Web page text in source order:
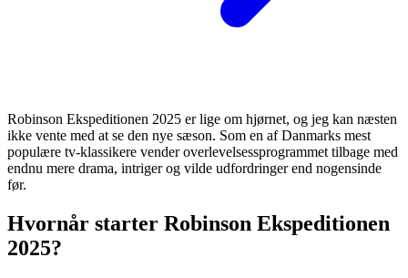
Robinson Ekspeditionen 2025 er lige om hjørnet, og jeg kan næsten
ikke vente med at se den nye sæson. Som en af Danmarks mest
populære tv-klassikere vender overlevelsessprogrammet tilbage med
endnu mere drama, intriger og vilde udfordringer end nogensinde
før.
Hvornår starter Robinson Ekspeditionen
2025?